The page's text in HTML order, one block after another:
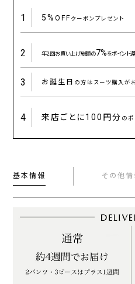
1 5%OFFクーポンプレゼント
2 年2回お買い上げ総額の7%をポイント
3 お誕生日 の方はスーツ購入が
4 来店ごとに100円分 の
基本情報 その他情